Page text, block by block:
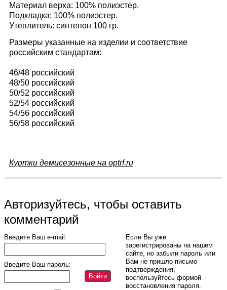
Материал верха: 100% полиэстер.
Подкладка: 100% полиэстер.
Утеплитель: синтепон 100 гр.
Размеры указанные на изделии и соответствие
российским стандартам:
46/48 российский
48/50 российский
50/52 российский
52/54 российский
54/56 российский
56/58 российский
Куртки демисезонные на optrf.ru
Авторизуйтесь, чтобы оставить
комментарий
Введите Ваш e-mail:
Введите Ваш пароль:
Войти
Если Вы уже
зарегистрированы на нашем
сайте, но забыли пароль или
Вам не пришло письмо
подтверждения,
воспользуйтесь формой
восстановления пароля.